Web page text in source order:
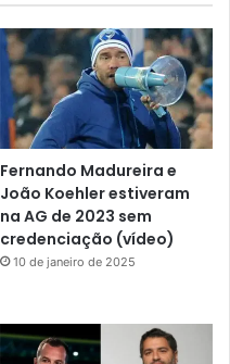
Fernando Madureira e
João Koehler estiveram
na AG de 2023 sem
credenciação (vídeo)
10 de janeiro de 2025